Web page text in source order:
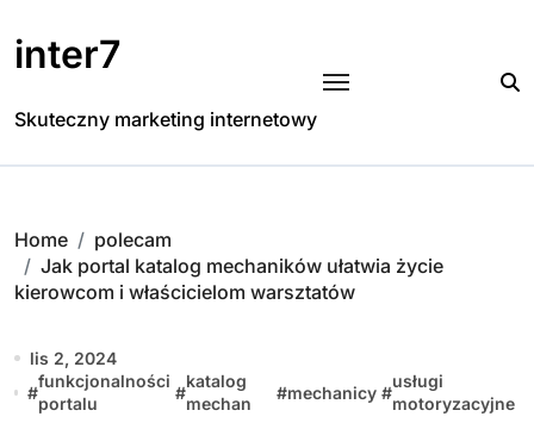
to
content
inter7
Skuteczny marketing internetowy
Home
polecam
Jak portal katalog mechaników ułatwia życie
kierowcom i właścicielom warsztatów
lis 2, 2024
#
funkcjonalności
portalu
#
katalog
mechan
#mechanicy #
usługi
motoryzacyjne